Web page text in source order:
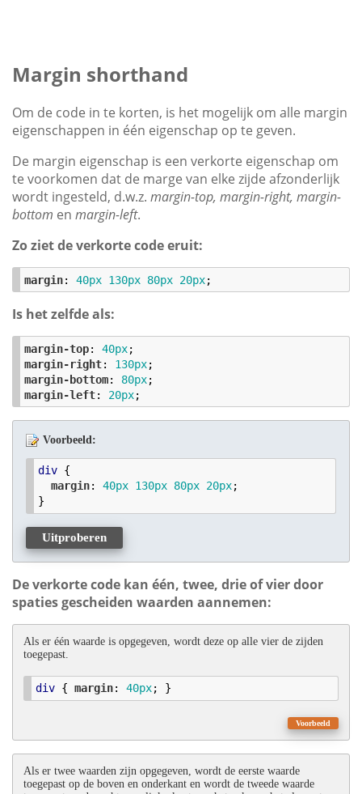
Margin shorthand
Om de code in te korten, is het mogelijk om alle margin
eigenschappen in één eigenschap op te geven.
De margin eigenschap is een verkorte eigenschap om
te voorkomen dat de marge van elke zijde afzonderlijk
wordt ingesteld, d.w.z. margin-top, margin-right, margin-
bottom en margin-left.
Zo ziet de verkorte code eruit:
margin: 40px 130px 80px 20px;
Is het zelfde als:
margin-top: 40px
margin-right: 130px
margin-bottom: 80px
margin-left: 20px
Voorbeeld:
div {
margin: 40px 130px 80px 20px;
}
Uitproberen
De verkorte code kan één, twee, drie of vier door
spaties gescheiden waarden aannemen:
Als er één waarde is opgegeven, wordt deze op alle vier de zijden
toegepast.
div { margin: 40px; }
Voorbeeld
Als er twee waarden zijn opgegeven, wordt de eerste waarde
toegepast op de boven en onderkant en wordt de tweede waarde